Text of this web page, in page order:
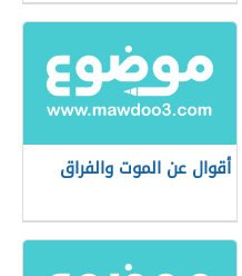
أقوال عن الموت والفراق